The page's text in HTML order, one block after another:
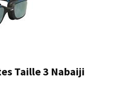
Taille 3 Nabaiji